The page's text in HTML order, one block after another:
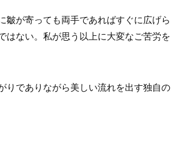
が寄っても両手であればすぐに広げら
はない。私が思う以上に大変なご苦労を
りでありながら美しい流れを出す独自の